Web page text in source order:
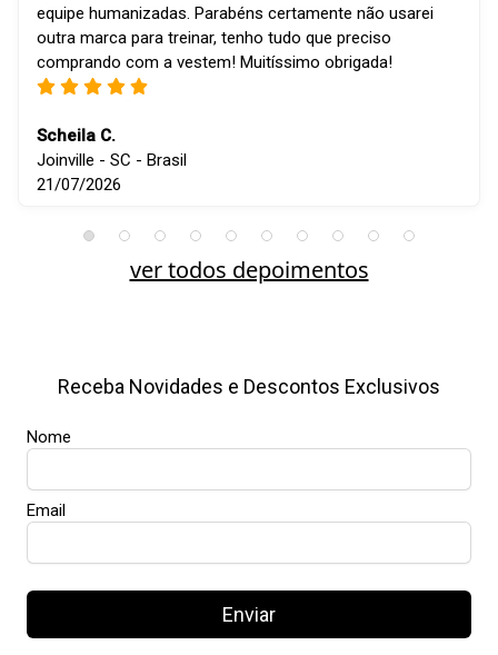
equipe humanizadas. Parabéns certamente não usarei
outra marca para treinar, tenho tudo que preciso
comprando com a vestem! Muitíssimo obrigada!
Scheila C.
Joinville - SC - Brasil
21/07/2026
ver todos depoimentos
Receba Novidades e Descontos Exclusivos
Nome
Email
Enviar